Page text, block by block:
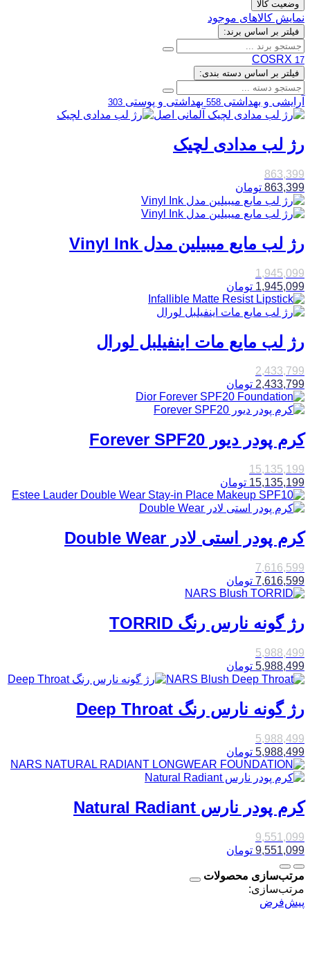
وضعیت کالا
نمایش کالاهای موجود
فیلتر بر اساس برند:
COSRX 17
فیلتر بر اساس دسته بندی:
آرایشی و بهداشتی 558 بهداشتی و پوستی 303
رژ لب مدادی لچیک
863,399
863,399 تومان
رژ لب مایع میبیلین مدل Vinyl Ink
1,945,099
1,945,099 تومان
رژ لب مایع مات اینفیلبل لورال
2,433,799
2,433,799 تومان
کرم پودر دیور Forever SPF20
15,135,199
15,135,199 تومان
کرم پودر استی لادر Double Wear
7,616,599
7,616,599 تومان
رژ گونه نارس رنگ TORRID
5,988,499
5,988,499 تومان
رژ گونه نارس رنگ Deep Throat
5,988,499
5,988,499 تومان
کرم پودر نارس Natural Radiant
9,551,099
9,551,099 تومان
مرتب‌سازی محصولات
مرتب‌سازی:
پیش‌فرض